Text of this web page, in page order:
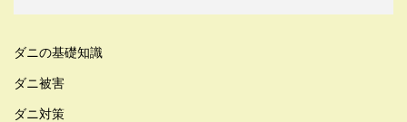
ダニの基礎知識
ダニ被害
ダニ対策